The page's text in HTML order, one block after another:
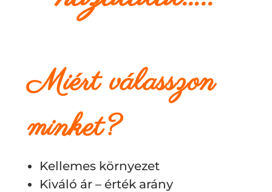
Miért válasszon
minket?
Kellemes környezet
Kiváló ár – érték arány